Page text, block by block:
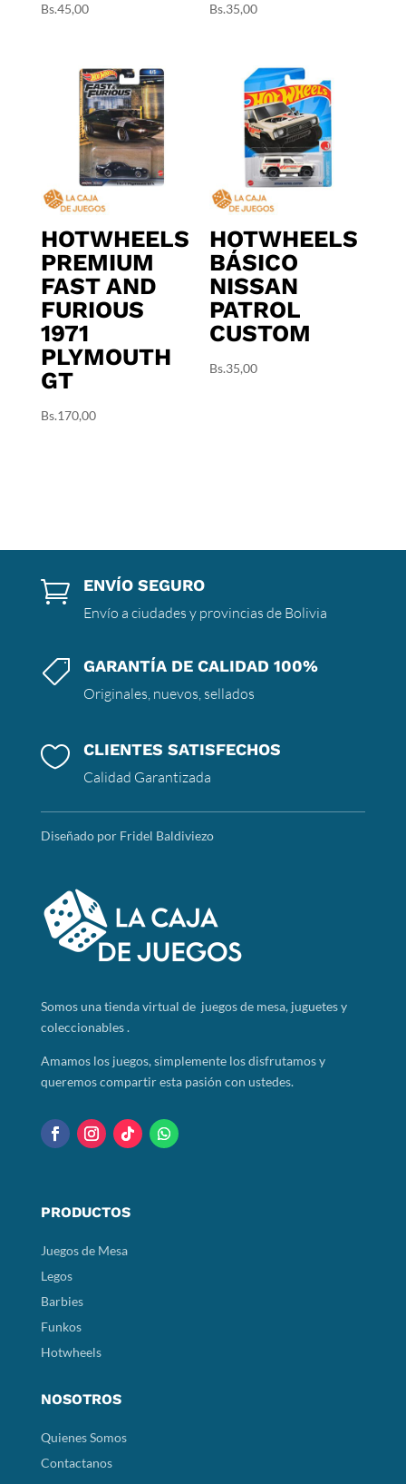
Bs.45,00 Bs.35,00
HOTWHEELS
PREMIUM
FAST AND
FURIOUS
1971
PLYMOUTH
GT
Bs.170,00
HOTWHEELS
BÁSICO
NISSAN
PATROL
CUSTOM
Bs.35,00
 ENVÍO SEGURO
Envío a ciudades y provincias de Bolivia
 GARANTÍA DE CALIDAD 100%
Originales, nuevos, sellados
 CLIENTES SATISFECHOS
Calidad Garantizada
Diseñado por Fridel Baldiviezo
Somosuna tienda virtual de juegos de mesa, juguetes y
coleccionables .
Amamos los juegos, simplemente los disfrutamos y
queremos compartir esta pasión con ustedes.
PRODUCTOS
Juegos de Mesa
Legos
Barbies
Funkos
Hotwheels
NOSOTROS
Quienes Somos
Contactanos